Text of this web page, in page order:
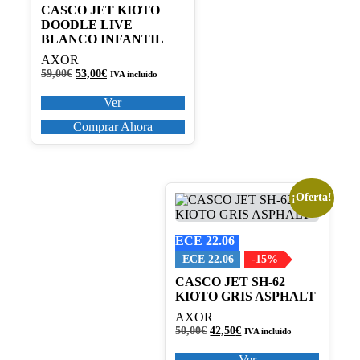
CASCO JET KIOTO
DOODLE LIVE
BLANCO INFANTIL
AXOR
59,00€ El
original
era:
59,00€.
53,00€El
actual
es:
53,00€.
IVA incluido
Ver
página
de
producto
Comprar Ahora
¡Oferta!
ECE 22.06
ECE 22.06 -15%
CASCO JET SH-62
KIOTO GRIS ASPHALT
AXOR
50,00€ El
original
42,50€El
actual
IVA incluido
Este
producto
múltiples
variantes.
Las
opciones
se
pueden
elegir